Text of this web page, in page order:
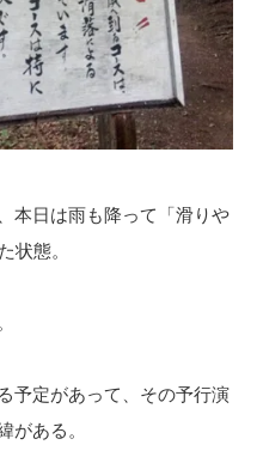
本日は雨も降って「滑りや
状態。
予定があって、その予行演
がある。